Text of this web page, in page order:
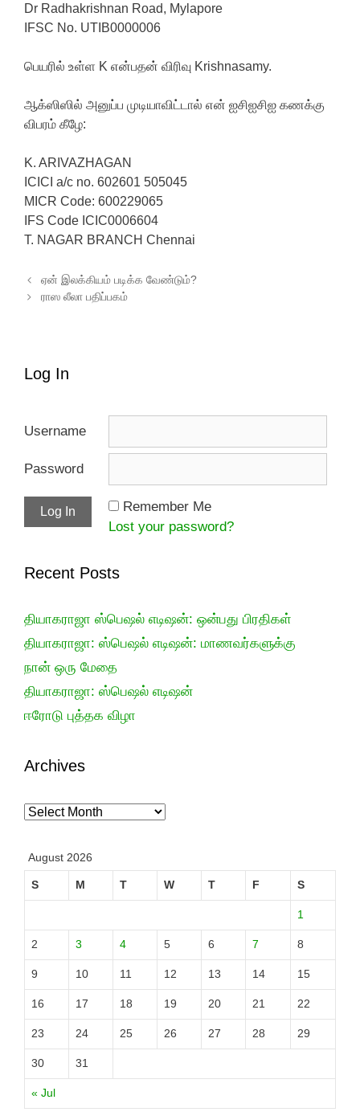
Dr Radhakrishnan Road, Mylapore
IFSC No. UTIB0000006
பெயரில் உள்ள K என்பதன் விரிவு Krishnasamy.
ஆக்ஸிஸில் அனுப்ப முடியாவிட்டால் என் ஐசிஐசிஐ கணக்கு
விபரம் கீழே:
K. ARIVAZHAGAN
ICICI a/c no. 602601 505045
MICR Code: 600229065
IFS Code ICIC0006604
T. NAGAR BRANCH Chennai
Post navigation
ஏன் இலக்கியம் படிக்க வேண்டும்?
ராஸ லீலா பதிப்பகம்
Log In
Username
Password
Remember Me
Lost your password?
Recent Posts
தியாகராஜா ஸ்பெஷல் எடிஷன்: ஒன்பது பிரதிகள்
தியாகராஜா: ஸ்பெஷல் எடிஷன்: மாணவர்களுக்கு
நான் ஒரு மேதை
தியாகராஜா: ஸ்பெஷல் எடிஷன்
ஈரோடு புத்தக விழா
Archives
Archives
August 2026
S M T W T F S
« Jul
1
2 3 4 5 6 7 8
9 10 11 12 13 14 15
16 17 18 19 20 21 22
23 24 25 26 27 28 29
30 31